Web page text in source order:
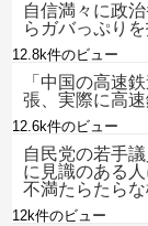
自信満々に政
らガバっぷり
12.8k件のビュー
「中国の高速
張、実際に高
12.6k件のビュー
自民党の若手
に見識のある
不満たらたら
12k件のビュー